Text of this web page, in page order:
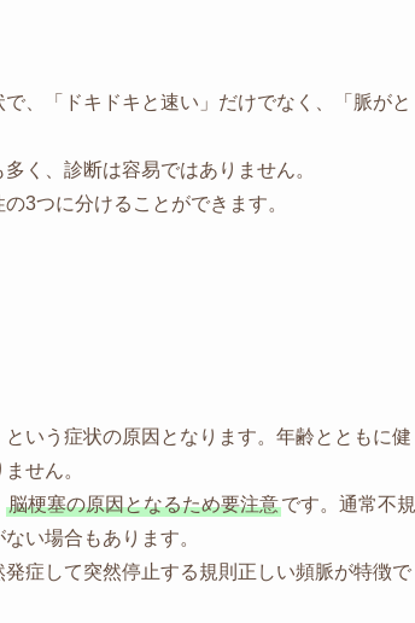
、「ドキドキと速い」だけでなく、「脈がと
く、診断は容易ではありません。
つに分けることができます。
いう症状の原因となります。年齢とともに健
せん。
脳梗塞の原因となるため要注意です。通常不規
い場合もあります。
症して突然停止する規則正しい頻脈が特徴で